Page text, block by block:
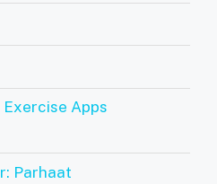
Apps
Parhaat